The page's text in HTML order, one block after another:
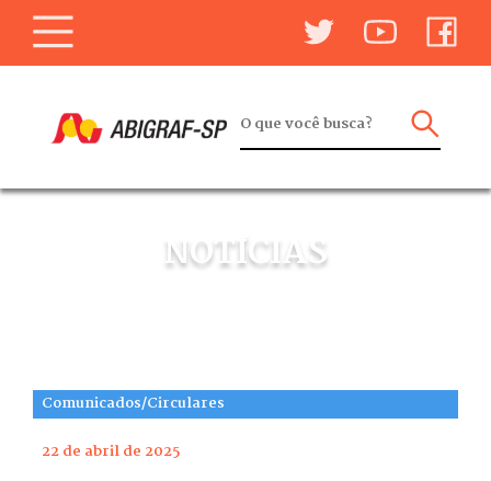
NOTÍCIAS
Comunicados/Circulares
22 de abril de 2025